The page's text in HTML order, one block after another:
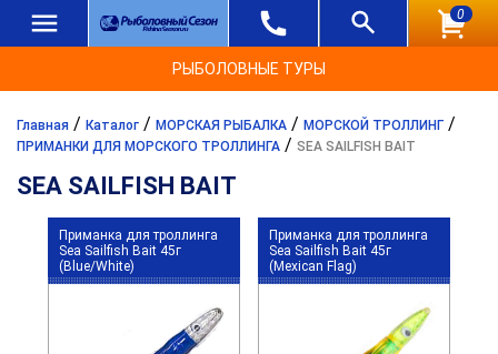
0
РЫБОЛОВНЫЕ ТУРЫ
Главная / Каталог / МОРСКАЯ РЫБАЛКА / МОРСКОЙ ТРОЛЛИНГ /
ПРИМАНКИ ДЛЯ МОРСКОГО ТРОЛЛИНГА / SEA SAILFISH BAIT
SEA SAILFISH BAIT
Приманка для троллинга
Sea Sailfish Bait 45г
(Blue/White)
Приманка для троллинга
Sea Sailfish Bait 45г
(Mexican Flag)